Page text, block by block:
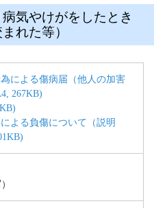
気やけがをしたとき
れた等）
による傷病届（他人の加害
267KB)
よる負傷について（説明